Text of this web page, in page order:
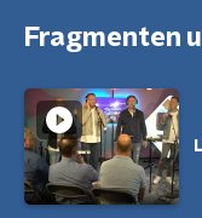
Fragmenten